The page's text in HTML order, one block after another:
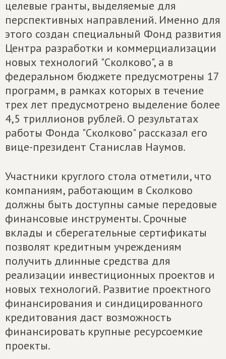
целевые гранты, выделяемые для
перспективных направлений. Именно для
этого создан специальный Фонд развития
Центра разработки и коммерциализации
новых технологий "Сколково", а в
федеральном бюджете предусмотрены 17
программ, в рамках которых в течение
трех лет предусмотрено выделение более
4,5 триллионов рублей. О результатах
работы Фонда "Сколково" рассказал его
вице-президент Станислав Наумов.
Участники круглого стола отметили, что
компаниям, работающим в Сколково
должны быть доступны самые передовые
финансовые инструменты. Срочные
вклады и сберегательные сертификаты
позволят кредитным учреждениям
получить длинные средства для
реализации инвестиционных проектов и
новых технологий. Развитие проектного
финансирования и синдицированного
кредитования даст возможность
финансировать крупные ресурсоемкие
проекты.